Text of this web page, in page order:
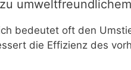
bedeutet oft den
die Effizienz des